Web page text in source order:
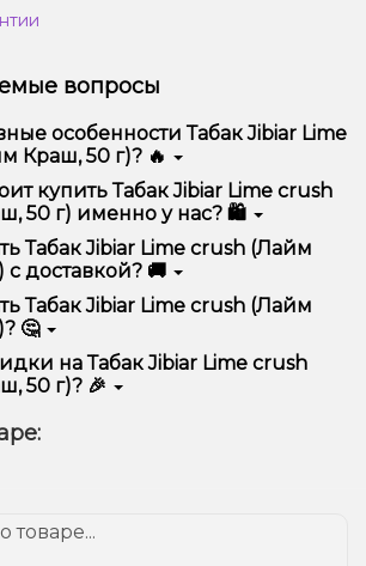
вопросы
особенности Табак Jibiar Lime
Краш, 50 г)? 🔥
crush (Лайм Краш, 50 г)
качеством, удобством
и надежностью.
купить Табак Jibiar Lime crush
50 г) именно у нас? 🛍️
только оригинальную продукцию,
выгодные цены и быструю
того, у нас регулярные акции и
Табак Jibiar Lime crush (Лайм
с доставкой? 🚚
можно в несколько кликов:
Табак Jibiar Lime crush (Лайм Краш,
к оформлению заказа.
заказ – мы быстро отправим его
Табак Jibiar Lime crush (Лайм
🤔
от ваших предпочтений – например,
учитывайте размер, материал и тип
– мощность и вкус. Наши
на Табак Jibiar Lime crush
50 г)? 🎉
предложения. Следите за